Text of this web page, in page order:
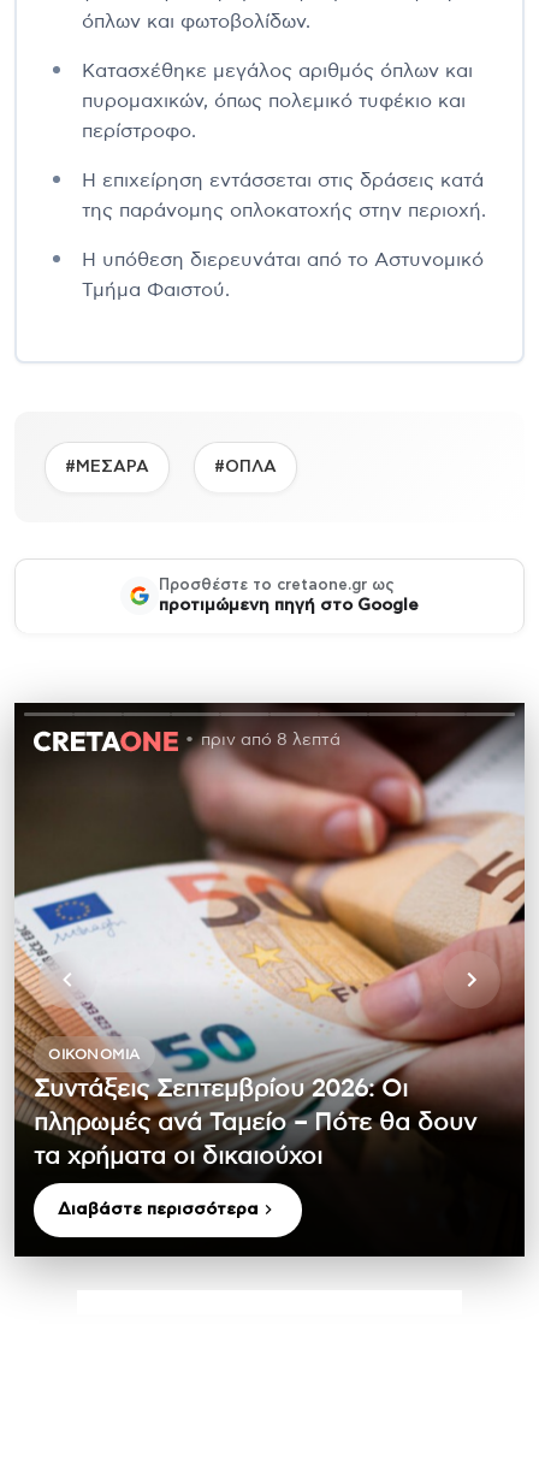
όπλων και φωτοβολίδων.
Κατασχέθηκε μεγάλος αριθμός όπλων και
πυρομαχικών, όπως πολεμικό τυφέκιο και
περίστροφο.
Η επιχείρηση εντάσσεται στις δράσεις κατά
της παράνομης οπλοκατοχής στην περιοχή.
Η υπόθεση διερευνάται από το Αστυνομικό
Τμήμα Φαιστού.
#ΜΕΣΑΡΑ #ΟΠΛΑ
Προσθέστε το cretaone.gr ως
προτιμώμενη πηγή στο Google
πριν από 8 λεπτά
ΟΙΚΟΝΟΜΊΑ
Συντάξεις Σεπτεμβρίου 2026: Οι
πληρωμές ανά Ταμείο – Πότε θα δουν
τα χρήματα οι δικαιούχοι
Διαβάστε περισσότερα